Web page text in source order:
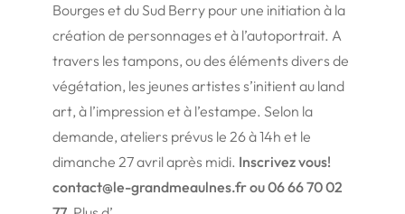
Bourges et du Sud Berry pour une initiation à la
création de personnages et à l’autoportrait. A
travers les tampons, ou des éléments divers de
végétation, les jeunes artistes s’initient au land
art, à l’impression et à l’estampe. Selon la
demande, ateliers prévus le 26 à 14h et le
dimanche 27 avril après midi. Inscrivez vous!
contact@le-grandmeaulnes.fr ou 06 66 70 02